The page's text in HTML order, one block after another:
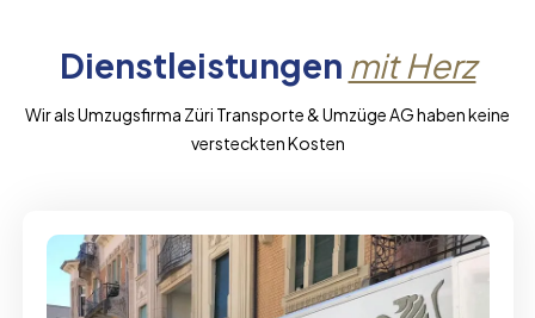
Dienstleistungen mit Herz
Wir als Umzugsfirma Züri Transporte & Umzüge AG haben keine
versteckten Kosten